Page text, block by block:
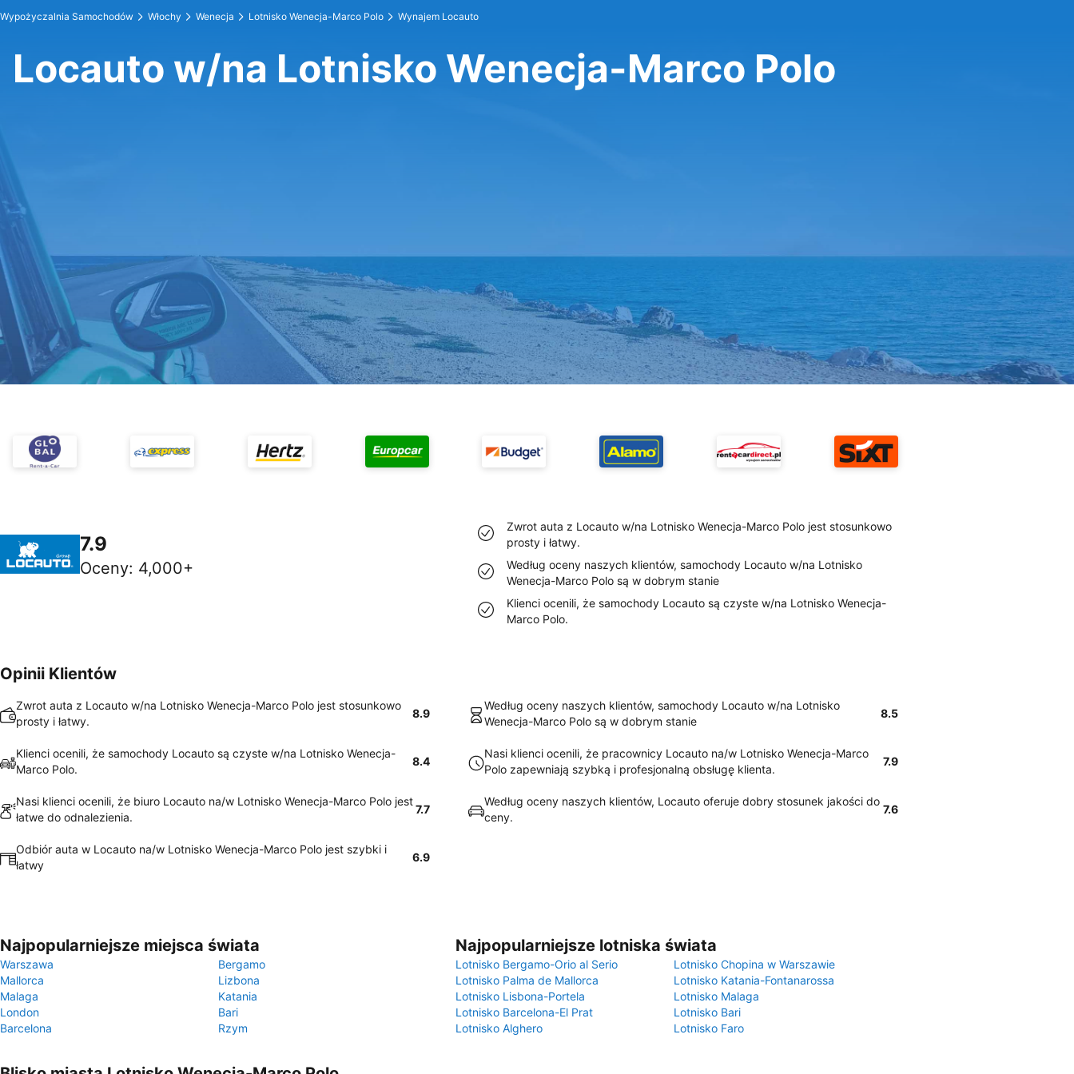
Wypożyczalnia Samochodów Włochy Wenecja Lotnisko Wenecja-Marco Polo Wynajem Locauto
Locauto w/na Lotnisko Wenecja-Marco Polo
7.9
Oceny: 4,000+
Zwrot auta z Locauto w/na Lotnisko Wenecja-Marco Polo jest stosunkowo
prosty i łatwy.
Według oceny naszych klientów, samochody Locauto w/na Lotnisko
Wenecja-Marco Polo są w dobrym stanie
Klienci ocenili, że samochody Locauto są czyste w/na Lotnisko Wenecja-
Marco Polo.
Opinii Klientów
Zwrot auta z Locauto w/na Lotnisko Wenecja-Marco Polo jest stosunkowo
prosty i łatwy.
8.9
Według oceny naszych klientów, samochody Locauto w/na Lotnisko
Wenecja-Marco Polo są w dobrym stanie
8.5
Klienci ocenili, że samochody Locauto są czyste w/na Lotnisko Wenecja-
Marco Polo.
8.4
Nasi klienci ocenili, że pracownicy Locauto na/w Lotnisko Wenecja-Marco
Polo zapewniają szybką i profesjonalną obsługę klienta.
7.9
Nasi klienci ocenili, że biuro Locauto na/w Lotnisko Wenecja-Marco Polo jest
łatwe do odnalezienia.
7.7
Według oceny naszych klientów, Locauto oferuje dobry stosunek jakości do
ceny.
7.6
Odbiór auta w Locauto na/w Lotnisko Wenecja-Marco Polo jest szybki i
łatwy
6.9
Najpopularniejsze miejsca świata
Warszawa
Bergamo
Mallorca
Lizbona
Malaga
Katania
London
Bari
Barcelona
Rzym
Najpopularniejsze lotniska świata
Lotnisko Bergamo-Orio al Serio
Lotnisko Chopina w Warszawie
Lotnisko Palma de Mallorca
Lotnisko Katania-Fontanarossa
Lotnisko Lisbona-Portela
Lotnisko Malaga
Lotnisko Barcelona-El Prat
Lotnisko Bari
Lotnisko Alghero
Lotnisko Faro